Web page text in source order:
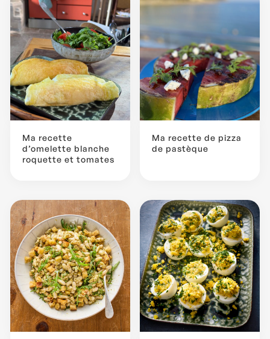
Ma recette
d’omelette blanche
roquette et tomates
Ma recette de pizza
de pastèque